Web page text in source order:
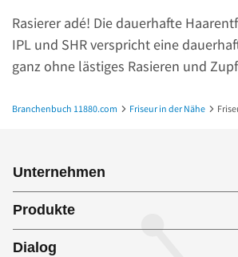
Rasierer adé! Die dauerhafte
IPL und SHR verspricht eine
ganz ohne lästiges Rasieren und
Branchenbuch 11880.com Friseur in der Nähe
Unternehmen
Produkte
Dialog